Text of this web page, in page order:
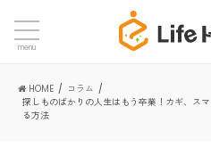
menu
HOME
コラム
探しものばかりの人生はもう卒業！カギ、ス
る方法